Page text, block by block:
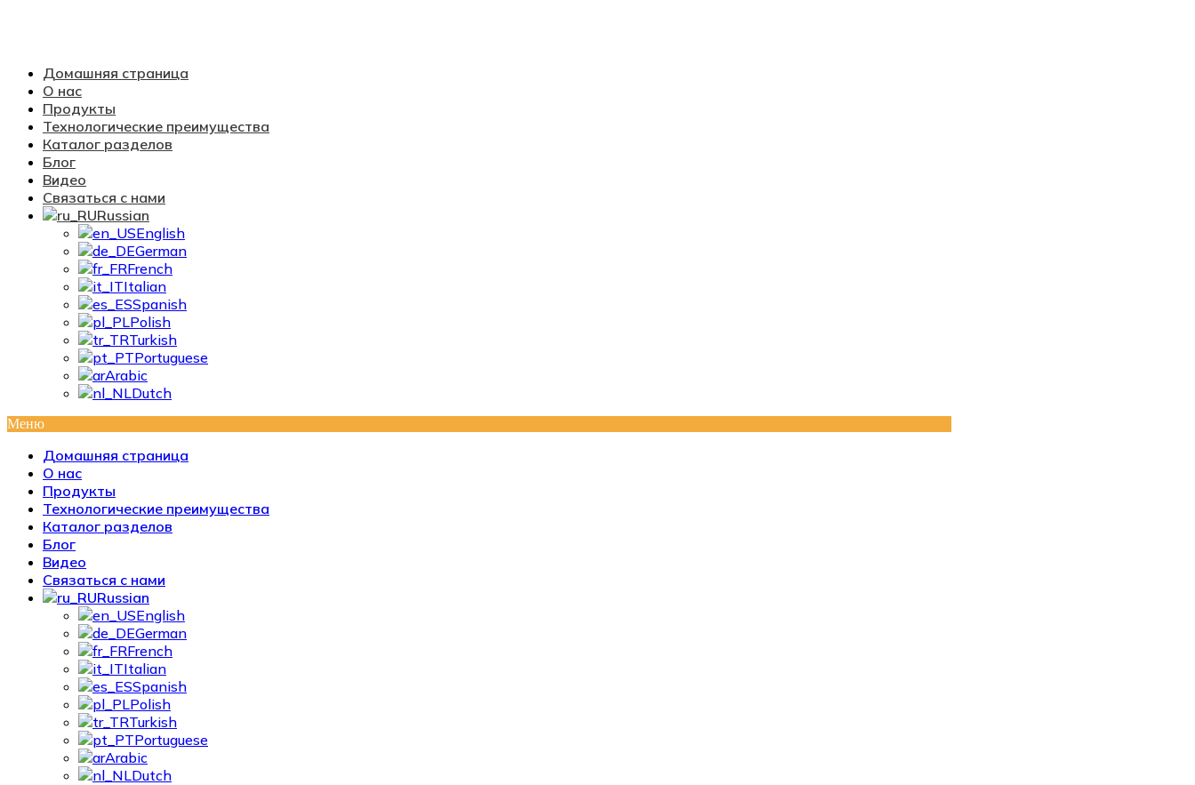
Домашняя страница
О нас
Продукты
Технологические преимущества
Каталог разделов
Блог
Видео
Связаться с нами
Russian
English
German
French
Italian
Spanish
Polish
Turkish
Portuguese
Arabic
Dutch
Меню
Домашняя страница
О нас
Продукты
Технологические преимущества
Каталог разделов
Блог
Видео
Связаться с нами
Russian
English
German
French
Italian
Spanish
Polish
Turkish
Portuguese
Arabic
Dutch